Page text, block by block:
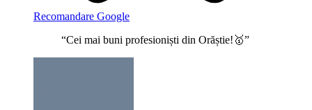
Recomandare Google
“Cei mai buni profesioniști din Orăștie!🥇”